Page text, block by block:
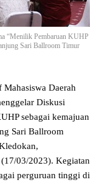
“Menilik Pembaruan KUHP
Sari Ballroom Timur
Daerah
Diskusi
sebagai kemajuan
Sari Ballroom
03/2023). Kegiatan
perguruan tinggi di